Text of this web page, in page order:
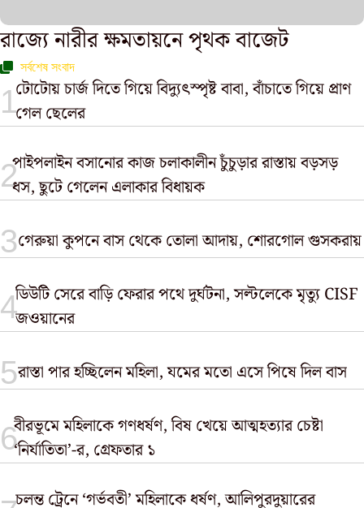
রাজ্যে নারীর ক্ষমতায়নে পৃথক বাজেট
সর্বশেষ সংবাদ
টোটোয় চার্জ দিতে গিয়ে বিদ্যুৎস্পৃষ্ট বাবা, বাঁচাতে গিয়ে প্রাণ
গেল ছেলের
পাইপলাইন বসানোর কাজ চলাকালীন চুঁচুড়ার রাস্তায় বড়সড়
ধস, ছুটে গেলেন এলাকার বিধায়ক
গেরুয়া কুপনে বাস থেকে তোলা আদায়, শোরগোল গুসকরায়
ডিউটি সেরে বাড়ি ফেরার পথে দুর্ঘটনা, সল্টলেকে মৃত্যু CISF
জওয়ানের
রাস্তা পার হচ্ছিলেন মহিলা, যমের মতো এসে পিষে দিল বাস
বীরভূমে মহিলাকে গণধর্ষণ, বিষ খেয়ে আত্মহত্যার চেষ্টা
‘নির্যাতিতা’-র, গ্রেফতার ১
চলন্ত ট্রেনে ‘গর্ভবতী’ মহিলাকে ধর্ষণ, আলিপুরদুয়ারের